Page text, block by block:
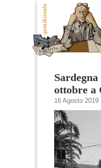
ottobre a
16 Agosto 2019